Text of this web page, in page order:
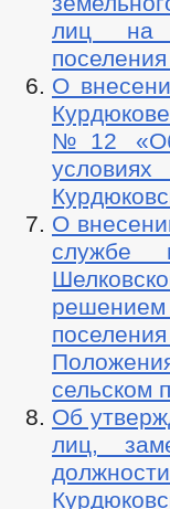
лиц на
О
№12 «Об
условиях
О
службе
решением
сельском
Об
лиц,